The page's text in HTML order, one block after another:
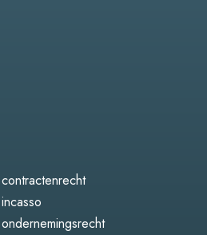
contractenrecht
incasso
ondernemingsrecht